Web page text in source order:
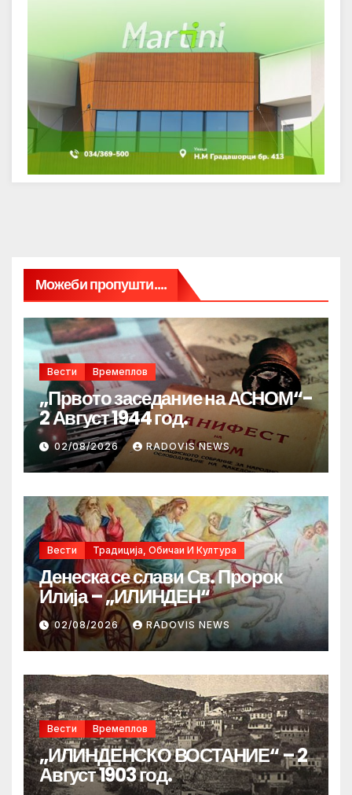
Можеби пропушти....
Вести Времеплов
„Првото заседание на АСНОМ“-
2 Август 1944 год.
02/08/2026 RADOVIS NEWS
Вести Традиција, Обичаи И Култура
Денеска се слави Св. Пророк
Илија – „ИЛИНДЕН“
02/08/2026 RADOVIS NEWS
Вести Времеплов
„ИЛИНДЕНСКО ВОСТАНИЕ“ – 2
Август 1903 год.